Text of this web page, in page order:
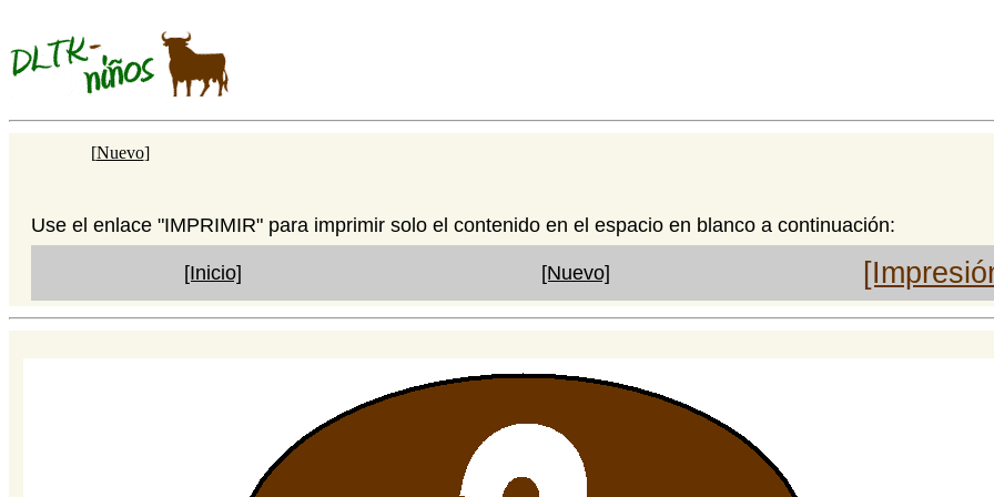
[Nuevo]
Use el enlace "IMPRIMIR" para imprimir solo el contenido en el espacio en blanco a continuación:
[Inicio] [Nuevo]